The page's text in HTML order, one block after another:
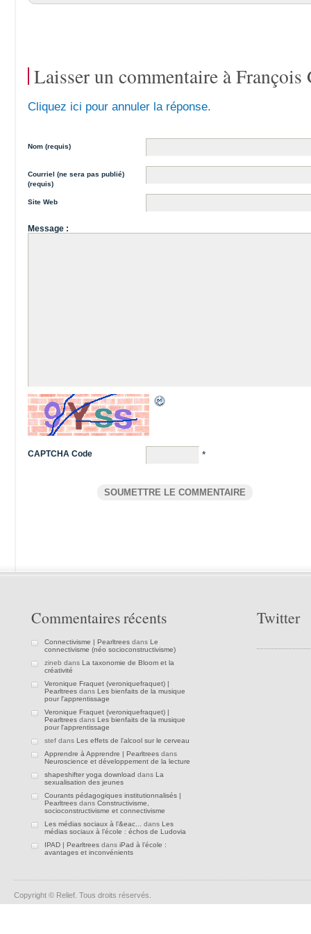
Laisser un commentaire àFrançois
Cliquez ici pour annuler la réponse.
Nom (requis)
Courriel (ne sera pas publié)
(requis)
Site Web
Message :
CAPTCHA Code *
Commentaires récents
Connectivisme | Pearltrees dans Le
connectivisme (néo socioconstructivisme)
zineb dans La taxonomie de Bloom et la
créativité
Veronique Fraquet (veroniquefraquet) |
Pearltrees dans Les bienfaits de la musique
pour l'apprentissage
Veronique Fraquet (veroniquefraquet) |
Pearltrees dans Les bienfaits de la musique
pour l'apprentissage
stef dans Les effets de l'alcool sur le cerveau
Apprendre à Apprendre | Pearltrees dans
Neuroscience et développement de la lecture
shapeshifter yoga download dans La
sexualisation des jeunes
Courants pédagogiques institutionnalisés |
Pearltrees dans Constructivisme,
socioconstructivisme et connectivisme
Les médias sociaux à l’&eac... dans Les
médias sociaux à l’école : échos de Ludovia
IPAD | Pearltrees dans iPad à l’école :
avantages et inconvénients
Twitter
Copyright © Relief. Tous droits réservés.